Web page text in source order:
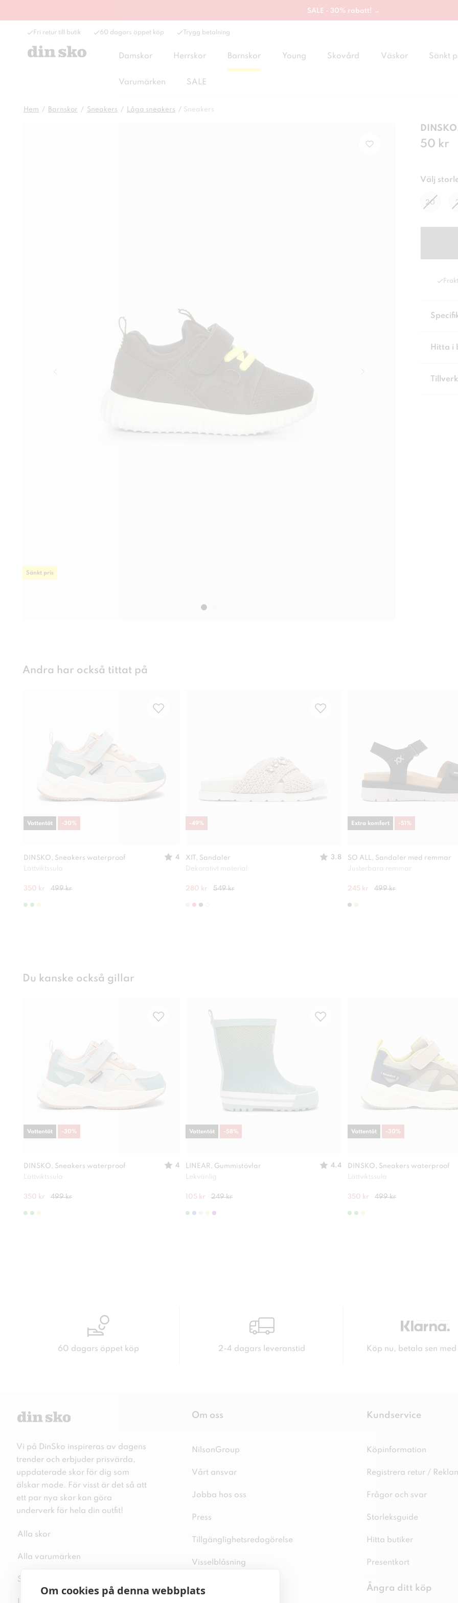
Om cookies på denna webbplats
SALE - 30% rabatt! →
Fri retur till butik 60 dagars öppet köp Trygg betalning
Damskor Herrskor Barnskor Young Skovård Väskor Sänkt
Varumärken SALE
Hem Barnskor Sneakers Låga sneakers Sneakers
Sänkt pris
Pris :50
50 kr
Välj
20
Hitta i
Andra har också tittat på
DINSKO, Sneakers waterproof
4
Lättviktssula
350 kr 499 kr
Vattentät -30%
XIT, Sandaler
3.8
Dekorativt material
280 kr 549 kr
-49%
SO ALL, Sandaler med remmar
Justerbara remmar
245 kr 499 kr
Extra komfort -51 %
Du kanske också gillar
DINSKO, Sneakers waterproof
4
Lättviktssula
350 kr 499 kr
Vattentät -30%
LINEAR, Gummistövlar
4.4
Lekvänlig
105 kr 249 kr
Vattentät -58 %
DINSKO, Sneakers waterproof
Lättviktssula
350 kr 499 kr
Vattentät -30%
60 dagars öppet köp 2-4 dagars leveranstid Köp nu, betala sen
Vi på DinSko inspireras av dagens
trender och erbjuder prisvärda,
uppdaterade skor för dig som
älskar mode. För visst är det så att
ett par nya skor kan göra
underverk för hela din outfit!
Alla skor
Alla varumärken
Sitemap
Om oss
NilsonGroup
Vårt ansvar
Jobba hos oss
Press
Tillgänglighetsredogörelse
Visselblåsning
Kundservice
Köpinformation
Registrera retur /
Frågor och svar
Storleksguide
Hitta butiker
Presentkort
Ångra ditt köp